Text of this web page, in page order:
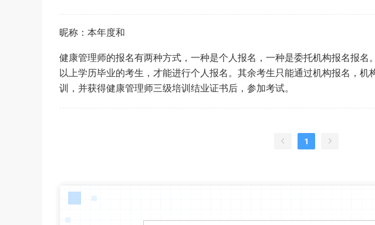
昵称：本年度和
健康管理师的报名有两种方式，一种是个人报名，一种是委托机构报名报名
以上学历毕业的考生，才能进行个人报名。其余考生只能通过机构报名，
训，并获得健康管理师三级培训结业证书后，参加考试。
1